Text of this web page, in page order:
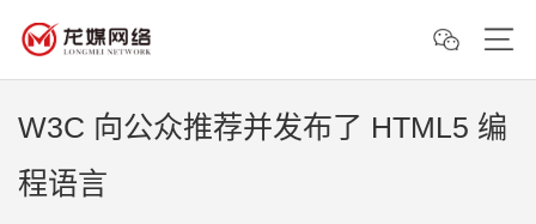
W3C 向公众推荐并发布了 HTML5 编
程语言